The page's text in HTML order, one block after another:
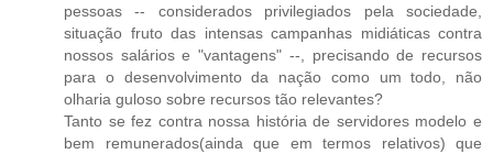
pessoas -- considerados privilegiados pela sociedade,
situação fruto das intensas campanhas midiáticas contra
nossos salários e "vantagens" --, precisando de recursos
para o desenvolvimento da nação como um todo, não
olharia guloso sobre recursos tão relevantes?
Tanto se fez contra nossa história de servidores modelo e
bem remunerados(ainda que em termos relativos) que